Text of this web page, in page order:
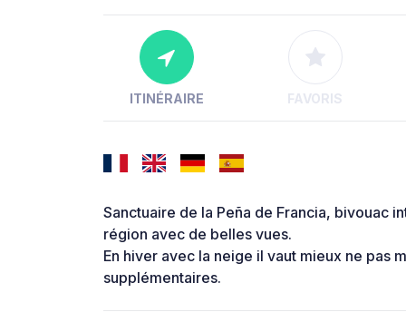
ITINÉRAIRE FAVORIS
Sanctuaire de la Peña de Francia, bivouac
région avec de belles vues.
En hiver avec la neige il vaut mieux ne pas
supplémentaires.